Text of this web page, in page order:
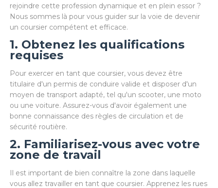
rejoindre cette profession dynamique et en plein essor ?
Nous sommes là pour vous guider sur la voie de devenir
un coursier compétent et efficace.
1. Obtenez les qualifications
requises
Pour exercer en tant que coursier, vous devez être
titulaire d'un permis de conduire valide et disposer d'un
moyen de transport adapté, tel qu'un scooter, une moto
ou une voiture. Assurez-vous d'avoir également une
bonne connaissance des règles de circulation et de
sécurité routière.
2. Familiarisez-vous avec votre
zone de travail
Il est important de bien connaître la zone dans laquelle
vous allez travailler en tant que coursier. Apprenez les rues